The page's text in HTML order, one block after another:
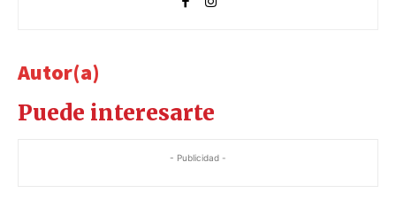
Autor(a)
Puede interesarte
- Publicidad -